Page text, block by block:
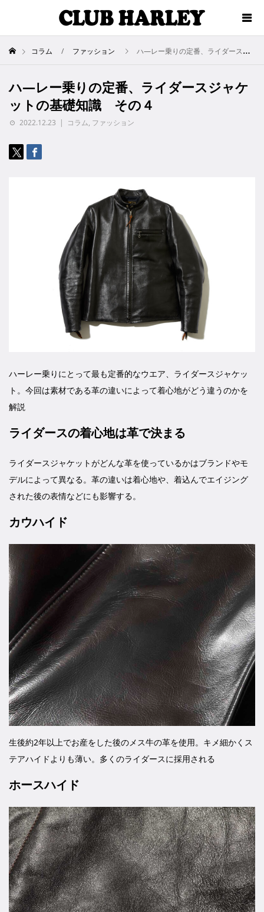
コラム ファッション ハ―レー乗りの定番、ライダースジャケットの基礎知識 その４
ハ―レー乗りの定番、ライダースジャケ
ットの基礎知識 その４
2022.12.23 コラム, ファッション
ハーレー乗りにとって最も定番的なウエア、ライダースジャケッ
ト。今回は素材である革の違いによって着心地がどう違うのかを
解説
ライダースの着心地は革で決まる
ライダースジャケットがどんな革を使っているかはブランドやモ
デルによって異なる。革の違いは着心地や、着込んでエイジング
された後の表情などにも影響する。
カウハイド
生後約2年以上でお産をした後のメス牛の革を使用。キメ細かくス
テアハイドよりも薄い。多くのライダースに採用される
ホースハイド